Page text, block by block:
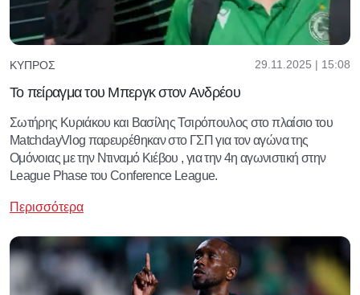
ΚΎΠΡΟΣ 29.11.2025 | 15:08
Το πείραγμα του Μπεργκ στον Ανδρέου
Σωτήρης Κυριάκου και Βασίλης Τσιρόπουλος στο πλαίσιο του
MatchdayVlog παρευρέθηκαν στο ΓΣΠ για τον αγώνα της
Ομόνοιας με την Ντιναμό Κιέβου , για την 4η αγωνιστική στην
League Phase του Conference League.
Περισσότερα